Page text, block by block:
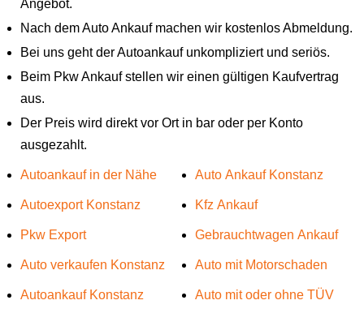
Angebot.
Nach dem Auto Ankauf machen wir kostenlos Abmeldung.
Bei uns geht der Autoankauf unkompliziert und seriös.
Beim Pkw Ankauf stellen wir einen gültigen Kaufvertrag
aus.
Der Preis wird direkt vor Ort in bar oder per Konto
ausgezahlt.
Autoankauf in der Nähe
Autoexport Konstanz
Pkw Export
Auto verkaufen Konstanz
Autoankauf Konstanz
Auto Ankauf Konstanz
Kfz Ankauf
Gebrauchtwagen Ankauf
Auto mit Motorschaden
Auto mit oder ohne TÜV